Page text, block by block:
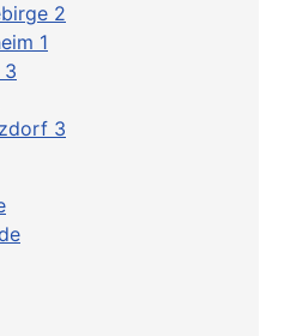
2
1
3
3